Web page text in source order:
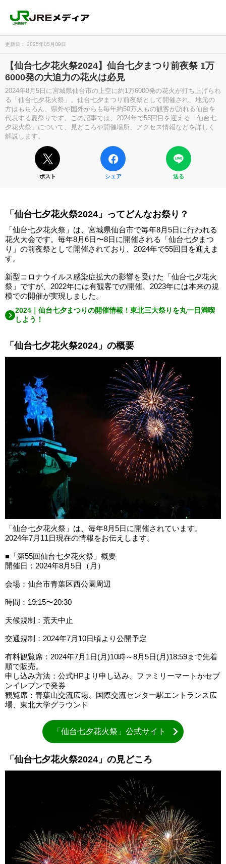
更新日： 2025年05月09日
【仙台七夕花火祭2024】仙台七夕まつり前夜祭 1万
6000発の大迫力の花火は必見
2024年8月5日に宮城県仙台市の上空に約1万6000発の花火が打ち上げられ
る「仙台七夕花火祭」。仙台七夕まつり前夜祭として開催され、地元の
方はもちろん、県外や国外からも毎年約50万人もの観客が訪れる仙台を
代表する夏祭りです。この記事では、2024年で55回目を迎える「仙台七
夕花火祭」について、見どころや開催場所、アクセス情報などを詳しく
解説します。
ポスト シェア 送る
「仙台七夕花火祭2024」ってどんなお祭り？
「仙台七夕花火祭」は、宮城県仙台市で毎年8月5日に行われる
花火大会です。毎年8月6日〜8日に開催される「仙台七夕まつ
り」の前夜祭として開催されており、2024年で55回目を迎えま
す。
新型コロナウイルス感染症拡大の影響を受けた「仙台七夕花火
祭」ですが、2022年には有観客での開催、2023年には本来の規
模での開催が実現しました。
2024｜仙台七夕まつりの開催情報！東北三大祭りを丸一日満喫
しよう！
「仙台七夕花火祭2024」の概要
「仙台七夕花火祭」は、毎年8月5日に開催されています。
2024年7月11日現在の情報をお伝えします。
■「第55回仙台七夕花火祭」概要
開催日：2024年8月5日（月）
会場：仙台市青葉区西公園周辺
時間：19:15〜20:30
天候規制：荒天中止
交通規制：2024年7月10日頃より公開予定
有料観覧席：2024年7月1日(月)10時～8月5日(月)18:59まで先着
順で販売。
申し込み方法：公式HPより申し込み、ファミリーマートかセブ
ンイレブンで発券
観覧席：青葉山交流広場、国際交流センター駅エントランス広
場、東北大学グラウンド
「仙台七夕花火祭」公式サイト
「仙台七夕花火祭2024」の見どころ